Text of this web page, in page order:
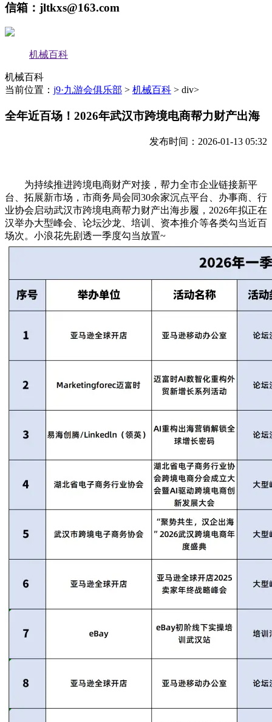
信箱：jltkxs@163.com
机械百科
机械百科
当前位置： j9·九游会俱乐部 > 机械百科 > div>
全年近百场！2026年武汉市跨境电商帮力财产出海
发布时间：2026-01-13 05:32
为持续推进跨境电商财产对接，帮力全市企业链接新平
台、拓展新市场，市商务局会同30余家沉点平台、办事商、行
业协会启动武汉市跨境电商帮力财产出海步履，2026年拟正在
汉举办大型峰会、论坛沙龙、培训、资本推介等各类勾当近百
场次。小浪花先剧透一季度勾当放置~